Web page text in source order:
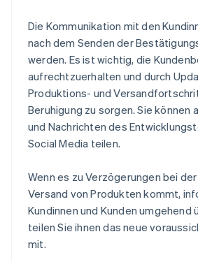
Die Kommunikation mit den
nach dem Senden der
werden. Es ist wichtig, die
aufrechtzuerhalten und durch
Produktions- und
Beruhigung zu sorgen. Sie können
und Nachrichten des
Social Media teilen.
Wenn es zu Verzögerungen bei
Versand von Produkten kommt,
Kundinnen und Kunden umgehend
teilen Sie ihnen das neue
mit.